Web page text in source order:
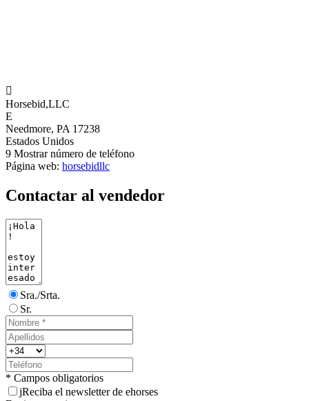

Horsebid,LLC
E
Needmore, PA 17238
Estados Unidos
9 Mostrar número de teléfono
Página web: horsebidllc
Contactar al vendedor
Sra./Srta.
Sr.
* Campos obligatorios
jReciba el newsletter de ehorses